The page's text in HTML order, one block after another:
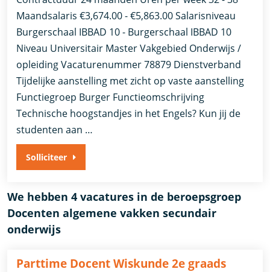
Maandsalaris €3,674.00 - €5,863.00 Salarisniveau
Burgerschaal IBBAD 10 - Burgerschaal IBBAD 10
Niveau Universitair Master Vakgebied Onderwijs /
opleiding Vacaturenummer 78879 Dienstverband
Tijdelijke aanstelling met zicht op vaste aanstelling​​
Functiegroep Burger​ Functieomschrijving
Technische hoogstandjes in het Engels? Kun jij de
studenten aan …
Solliciteer
We hebben 4 vacatures in de beroepsgroep
Docenten algemene vakken secundair
onderwijs
Parttime Docent Wiskunde 2e graads